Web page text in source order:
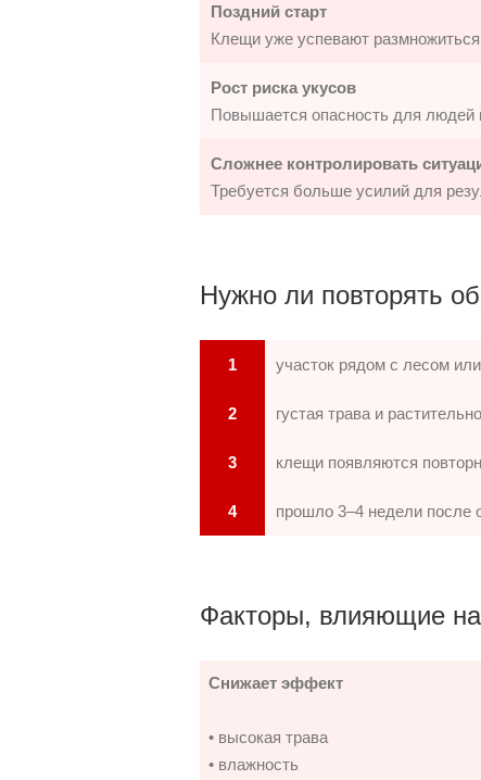
Поздний старт
Клещи уже успевают размножиться
Рост риска укусов
Повышается опасность для людей
Сложнее контролировать
Требуется больше усилий для
Нужно ли повторять
1 участок рядом с лесом
2 густая трава и
3 клещи появляются
4 прошло 3–4 недели после
Факторы, влияющие
Снижает эффект
• высокая трава
• влажность